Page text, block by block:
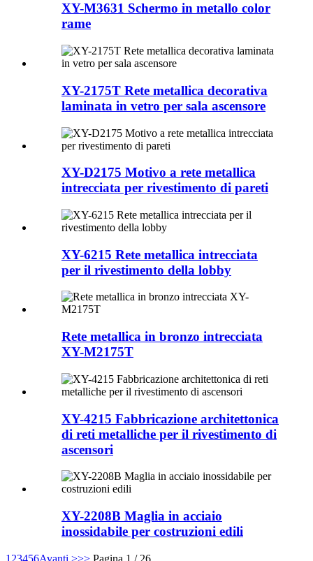
XY-M3631 Schermo in metallo color
rame
XY-2175T Rete metallica decorativa
laminata in vetro per sala ascensore
XY-D2175 Motivo a rete metallica
intrecciata per rivestimento di pareti
XY-6215 Rete metallica intrecciata
per il rivestimento della lobby
Rete metallica in bronzo intrecciata
XY-M2175T
XY-4215 Fabbricazione architettonica
di reti metalliche per il rivestimento di
ascensori
XY-2208B Maglia in acciaio
inossidabile per costruzioni edili
1 23456Avanti >>> Pagina 1 / 26